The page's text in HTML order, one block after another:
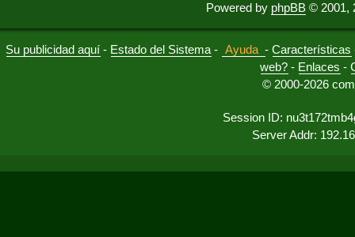
Powered by phpBB © 2001,
Su publicidad aquí - Estado del Sistema - Ayuda -Características
web? - Enlaces -
© 2000-2026
Session ID:
Server Addr: